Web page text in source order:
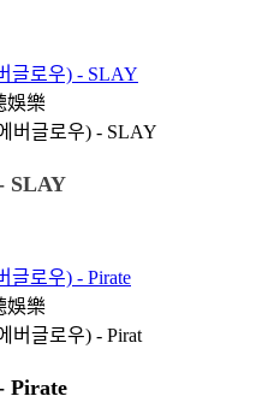
글로우) - SLAY
娛樂
SLAY
글로우) - Pirate
娛樂
Pirate